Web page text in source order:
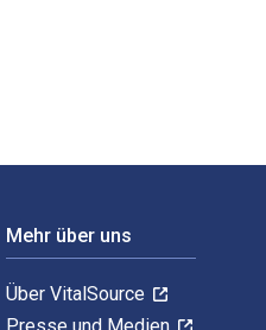
Mehr über uns
Über VitalSource